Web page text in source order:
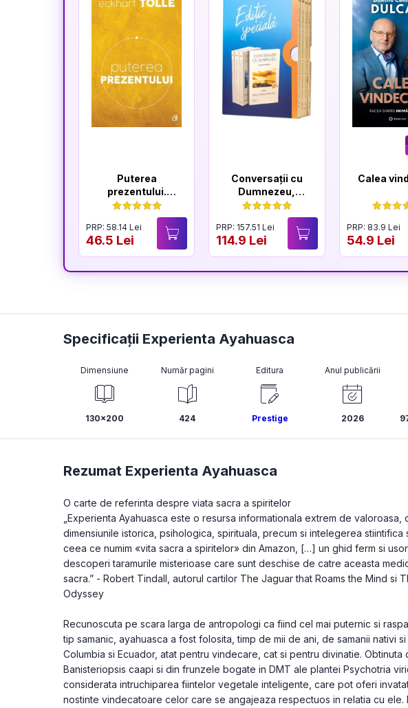
Puterea
prezentului.
Editia a VI-a
PRP: 58.14 Lei
46.5 Lei
Conversații cu
Dumnezeu,
volumele I-IV
PRP: 157.51 Lei
114.9 Lei
Calea
PRP: 83.9 Lei
54.9 Lei
Specificații Experienta Ayahuasca
Dimensiune
130x200
Număr pagini
424
Editura
Prestige
Anul publicării
2026
Rezumat Experienta Ayahuasca
O carte de referinta despre viata sacra a spiritelor
„Experienta Ayahuasca este o resursa informationala extrem de valoroasa,
dimensiunile istorica, psihologica, spirituala, precum si intelegerea stiintifica
ceea ce numim «vita sacra a spiritelor» din Amazon, […] un ghid ferm si
descoperi taramurile misterioase care sunt deschise de catre aceasta
sacra.” - Robert Tindall, autorul cartilor The Jaguar that Roams the Mind si
Odyssey
Recunoscuta pe scara larga de antropologi ca fiind cel mai puternic si
tip samanic, ayahuasca a fost folosita, timp de mii de ani, de samanii nativi si
Columbia si Ecuador, atat pentru vindecare, cat si pentru divinatie. Obtinuta
Banisteriopsis caapi si din frunzele bogate in DMT ale plantei Psychotria
considerata intruchiparea fiintelor ve­getale inteligente, care pot oferi
nostinte vindecatoare celor care se angajeaza respectuos in relatia cu ele.